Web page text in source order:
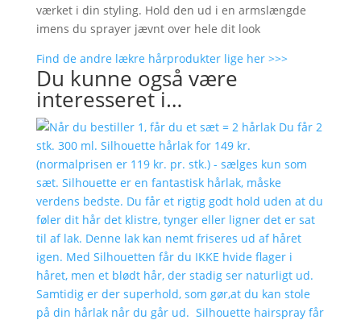
værket i din styling. Hold den ud i en armslængde
imens du sprayer jævnt over hele dit look
Find de andre lækre hårprodukter lige her >>>
Du kunne også være
interesseret i…